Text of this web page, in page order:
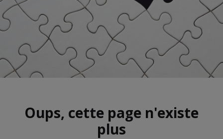
Oups, cette page n'existe
plus